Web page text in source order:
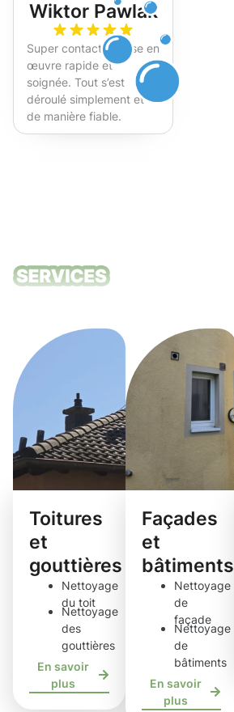
Wiktor Pawlak
Super contact et mise en
œuvre rapide et
soignée. Tout s’est
déroulé simplement et
de manière fiable.
Fortement recommandé !
Toitures
et
gouttières
Nettoyage
du toit
Nettoyage
des
gouttières
En savoir
plus
Façades
et
bâtiments
Nettoyage
de
façade
Nettoyage
de
bâtiments
En savoir
plus